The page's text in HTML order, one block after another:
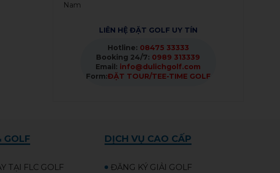
Nam
LIÊN HỆ ĐẶT GOLF UY TÍN
Hotline: 08475 33333
Booking 24/7: 0989 313339
Email: info@dulichgolf.com
Form:ĐẶT TOUR/TEE-TIME GOLF
GOLF
TẠI FLC GOLF
DỊCH VỤ CAO CẤP
ĐĂNG KÝ GIẢI GOLF